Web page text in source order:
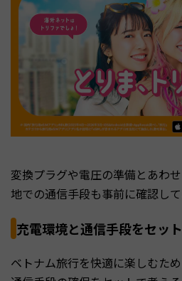
変換プラグや電圧の準備とあわ
地での通信手段も事前に確認し
充電環境と通信手段をセッ
ベトナム旅行を快適に楽しむた